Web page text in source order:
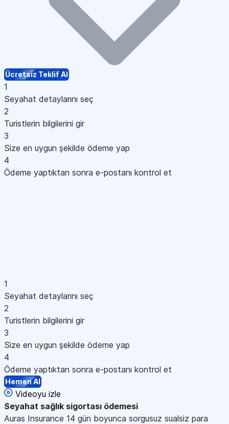
Ücretsiz Teklif Al
1
Seyahat detaylarını seç
2
Turistlerin bilgilerini gir
3
Size en uygun şekilde ödeme yap
4
Ödeme yaptıktan sonra e-postanı kontrol et
1
Seyahat detaylarını seç
2
Turistlerin bilgilerini gir
3
Size en uygun şekilde ödeme yap
4
Ödeme yaptıktan sonra e-postanı kontrol et
Hemen Al
Videoyu izle
Seyahat sağlık sigortası ödemesi
Auras Insurance 14 gün boyunca sorgusuz sualsiz para